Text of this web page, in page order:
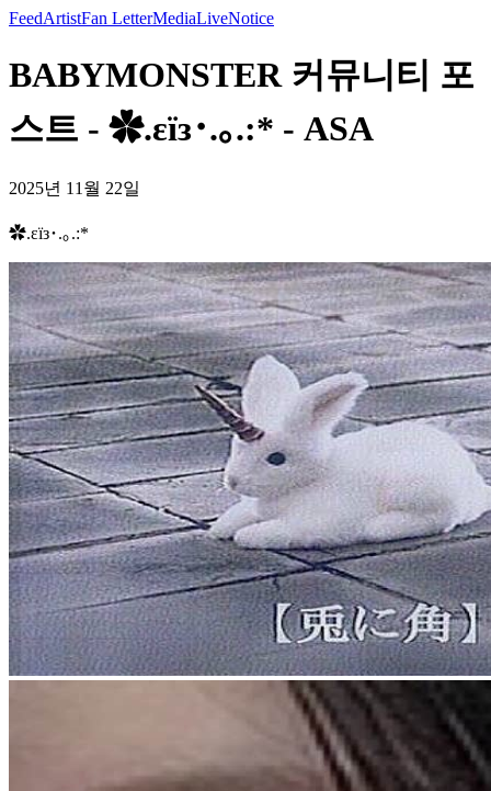
FeedArtistFan LetterMediaLiveNotice
BABYMONSTER 커뮤니티 포
스트 - ✿.εïз･.｡.:* - ASA
2025년 11월 22일
✿.εïз･.｡.:*